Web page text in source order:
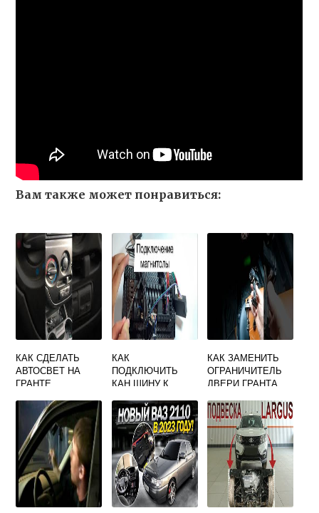
Вам также может понравиться:
КАК СДЕЛАТЬ
АВТОСВЕТ НА
ГРАНТЕ
КАК
ПОДКЛЮЧИТЬ
КАН ШИНУ К
АНДРОИД НА
ГРАНТЕ
КАК ЗАМЕНИТЬ
ОГРАНИЧИТЕЛЬ
ДВЕРИ ГРАНТА